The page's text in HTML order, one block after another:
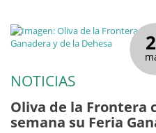
NOTICIAS
Oliva de la Frontera
semana su Feria